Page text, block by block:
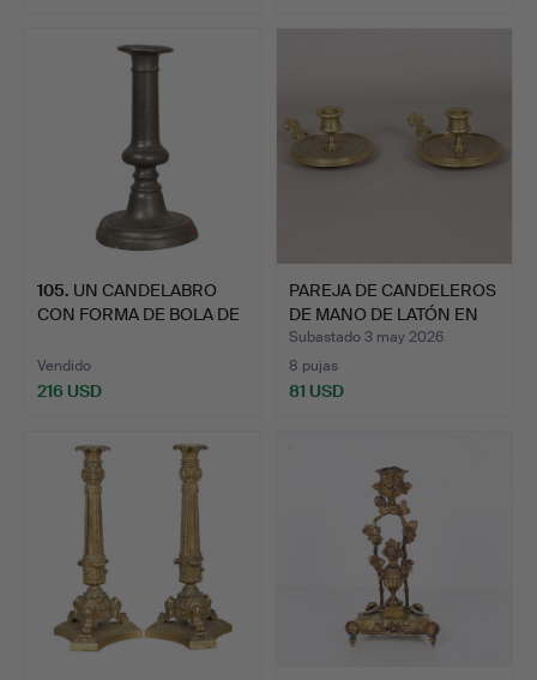
105. UN CANDELABRO
CON FORMA DE BOLA DE
Vendido
216 USD
PAREJA DE CANDELEROS
DE MANO DE LATÓN EN
E…
Subastado 3 may 2026
8 pujas
81 USD